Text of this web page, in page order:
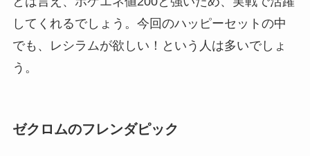
してくれるでしょう。今回のハッピーセットの中
でも、レシラムが欲しい！という人は多いでしょ
う。
ゼクロムのフレンダピック